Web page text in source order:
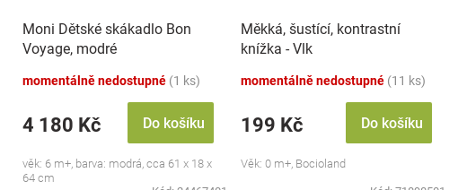
Moni Dětské skákadlo Bon
Voyage, modré
momentálně nedostupné (1 ks)
4 180 Kč Do košíku
věk: 6 m+, barva: modrá, cca 61 x 18 x
64 cm
Měkká, šustící, kontrastní
knížka - Vlk
momentálně nedostupné (11 ks)
199 Kč Do košíku
Věk: 0 m+, Bocioland